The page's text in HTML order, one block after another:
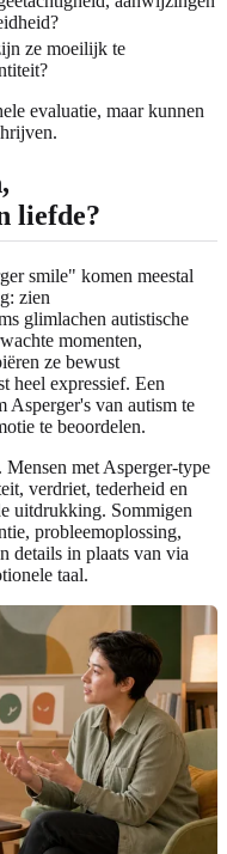
ze moeilijk te
evaluatie, maar kunnen
liefde?
smile" komen meestal
zien
glimlachen autistische
momenten,
ze bewust
heel expressief. Een
Asperger's van autism te
te beoordelen.
met Asperger-type
verdriet, tederheid en
uitdrukking. Sommigen
probleemoplossing,
details in plaats van via
taal.